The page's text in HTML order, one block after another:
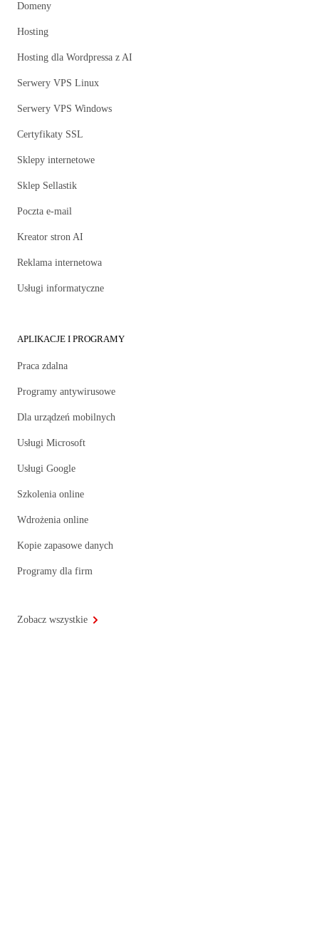
Domeny
Hosting
Hosting dla Wordpressa z AI
Serwery VPS Linux
Serwery VPS Windows
Certyfikaty SSL
Sklepy internetowe
Sklep Sellastik
Poczta e-mail
Kreator stron AI
Reklama internetowa
Usługi informatyczne
APLIKACJE I PROGRAMY
Praca zdalna
Programy antywirusowe
Dla urządzeń mobilnych
Usługi Microsoft
Usługi Google
Szkolenia online
Wdrożenia online
Kopie zapasowe danych
Programy dla firm
Zobacz wszystkie